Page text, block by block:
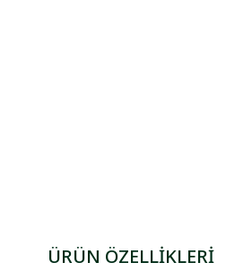
ÜRÜN ÖZELLİKLERİ